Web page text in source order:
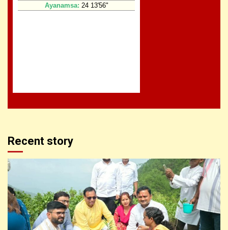
Recent story